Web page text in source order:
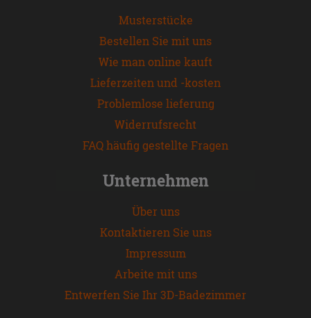
Musterstücke
Bestellen Sie mit uns
Wie man online kauft
Lieferzeiten und -kosten
Problemlose lieferung
Widerrufsrecht
FAQ häufig gestellte Fragen
Unternehmen
Über uns
Kontaktieren Sie uns
Impressum
Arbeite mit uns
Entwerfen Sie Ihr 3D-Badezimmer